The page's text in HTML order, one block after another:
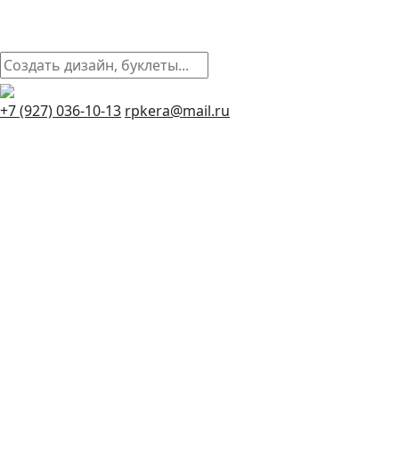
+7 (927) 036-10-13 rpkera@mail.ru